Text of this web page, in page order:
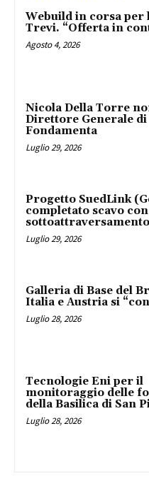
Webuild in corsa per
Trevi. “Offerta in
Agosto 4, 2026
Nicola Della Torre
Direttore Generale di
Fondamenta
Luglio 29, 2026
Progetto SuedLink
completato scavo
Luglio 29, 2026
Galleria di Base del
Italia e Austria si
Luglio 28, 2026
Tecnologie Eni per il
monitoraggio delle
della Basilica di San
Luglio 28, 2026